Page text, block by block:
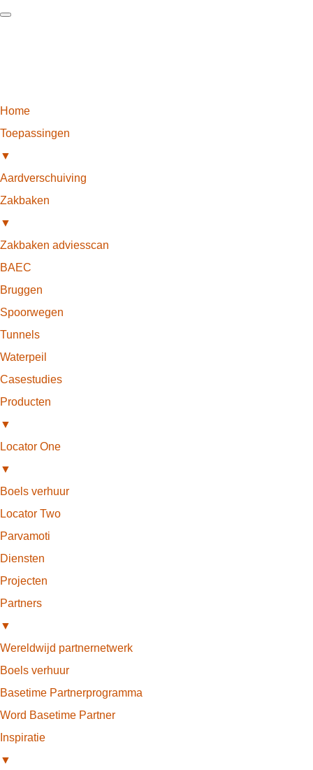
Home
Toepassingen
▼
Aardverschuiving
Zakbaken
▼
Zakbaken adviesscan
BAEC
Bruggen
Spoorwegen
Tunnels
Waterpeil
Casestudies
Producten
▼
Locator One
▼
Boels verhuur
Locator Two
Parvamoti
Diensten
Projecten
Partners
▼
Wereldwijd partnernetwerk
Boels verhuur
Basetime Partnerprogramma
Word Basetime Partner
Inspiratie
▼